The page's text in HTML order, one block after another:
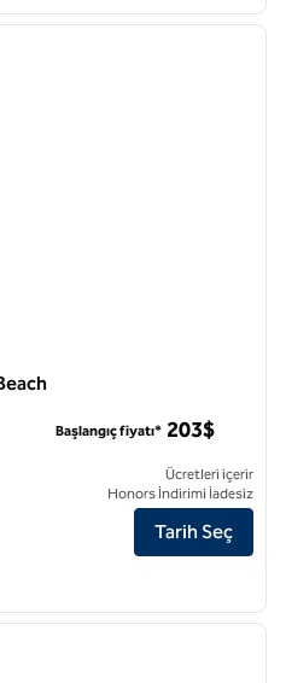
için otel detaylarını görüntüleyin
Başlangıç fiyatı* 203$
Ücretleri içerir
Honors İndirimi İadesiz
Tarih Seç